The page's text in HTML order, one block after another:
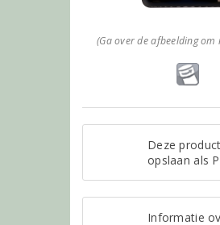
(Ga over de afbeelding om
Deze
opslaan als
Informatie